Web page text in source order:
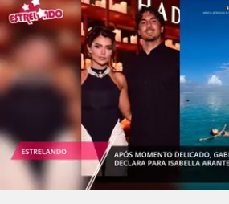
com Graciele Lacerda, atual de Zezé,
Ela ainda também já mostrou
Dolabella, que namorou Wanessa. A
momentos em que Zilu deu o que falar!